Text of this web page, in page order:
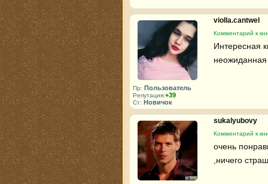
Пр: Пользователь
Репутация:+39
Ст: Новичок
violla.cantwel
Комментарий к
Интересная
неожиданная
sukalyubovy
Комментарий к
очень
,ничего